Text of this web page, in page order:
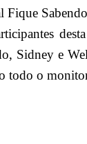
Fique
Sidney e
todo o